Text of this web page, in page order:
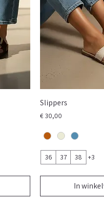
Slippers
Prijs
€ 30,00
36 37 38 +3
In